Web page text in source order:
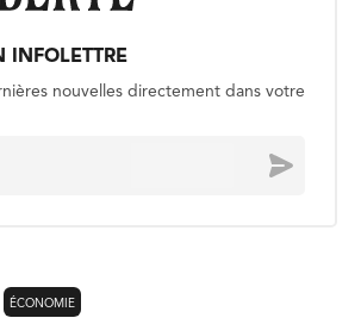
INFOLETTRE
nouvelles directement dans votre
Envoyer
ÉCONOMIE